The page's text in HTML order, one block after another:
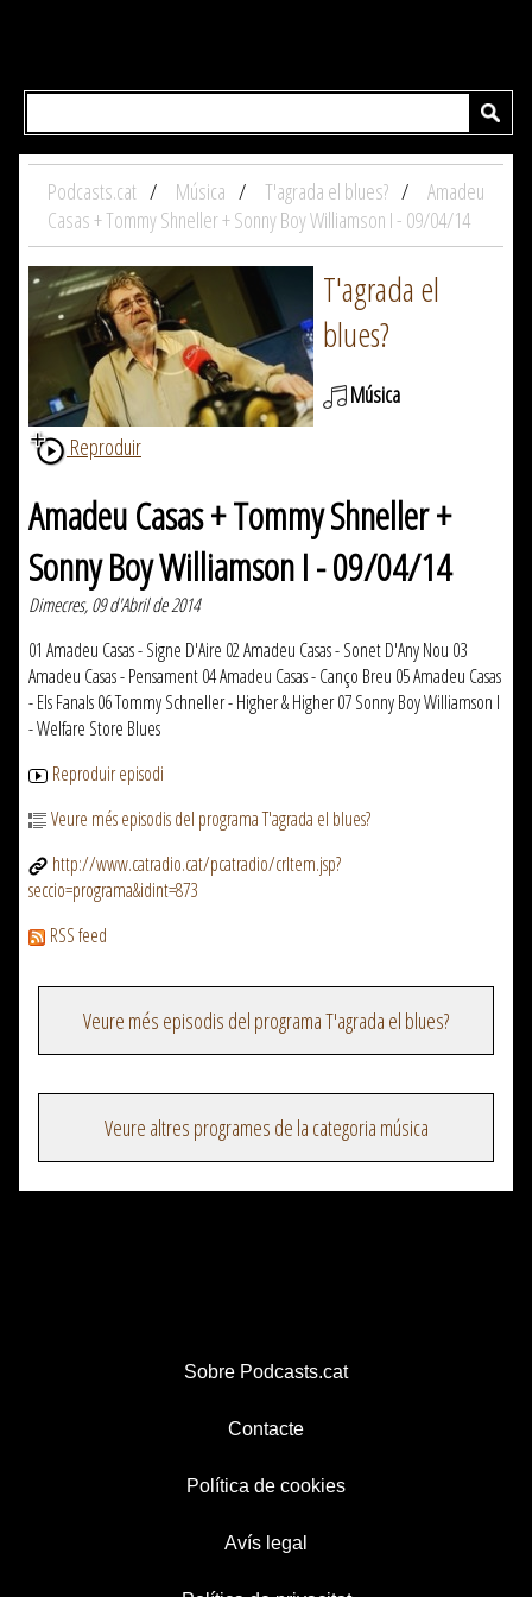
Podcasts.cat Música T'agrada el blues?
Amadeu
Casas + Tommy Shneller + Sonny Boy Williamson I - 09/04/14
T'agrada el
blues?
Música
Reproduir
Amadeu Casas + Tommy Shneller +
Sonny Boy Williamson I - 09/04/14
Dimecres, 09 d'Abril de 2014
01 Amadeu Casas - Signe D'Aire 02 Amadeu Casas - Sonet D'Any Nou 03
Amadeu Casas - Pensament 04 Amadeu Casas - Canço Breu 05 Amadeu Casas
- Els Fanals 06 Tommy Schneller - Higher & Higher 07 Sonny Boy Williamson I
- Welfare Store Blues
Reproduir episodi
Veure més episodis del programa T'agrada el blues?
http://www.catradio.cat/pcatradio/crItem.jsp?
seccio=programa&idint=873
RSS feed
Veure més episodis del programa T'agrada el blues?
Veure altres programes de la categoria música
Sobre Podcasts.cat
Contacte
Política de cookies
Avís legal